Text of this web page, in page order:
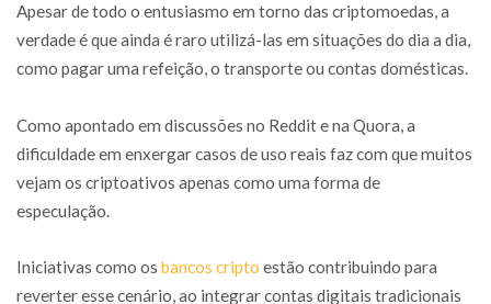
Apesar de todo o entusiasmo em torno das criptomoedas, a
verdade é que ainda é raro utilizá-las em situações do dia a dia,
como pagar uma refeição, o transporte ou contas domésticas.
Como apontado em discussões no Reddit e na Quora, a
dificuldade em enxergar casos de uso reais faz com que muitos
vejam os criptoativos apenas como uma forma de
especulação.
Iniciativas como os bancos cripto estão contribuindo para
reverter esse cenário, ao integrar contas digitais tradicionais